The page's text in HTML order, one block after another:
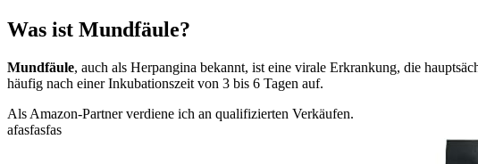
Was ist Mundfäule?
Mundfäule, auch als Herpangina bekannt, ist eine virale Erkrankung, die
häufig nach einer Inkubationszeit von 3 bis 6 Tagen auf.
Als Amazon-Partner verdiene ich an qualifizierten Verkäufen.
afasfasfas